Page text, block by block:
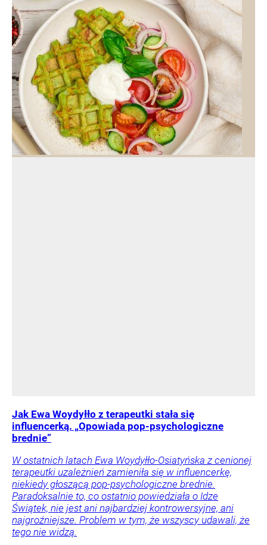
Jak Ewa Woydyłło z terapeutki stała się
influencerką. „Opowiada pop-psychologiczne
brednie”
W ostatnich latach Ewa Woydyłło-Osiatyńska z cenionej
terapeutki uzależnień zamieniła się w influencerkę,
niekiedy głoszącą pop-psychologiczne brednie.
Paradoksalnie to, co ostatnio powiedziała o Idze
Świątek, nie jest ani najbardziej kontrowersyjne, ani
najgroźniejsze. Problem w tym, że wszyscy udawali, że
tego nie widzą.